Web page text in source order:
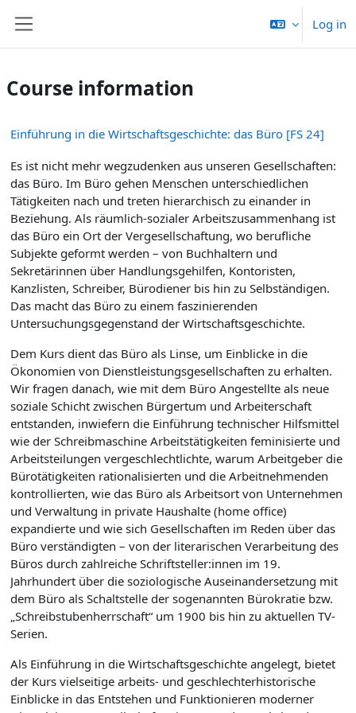
Log in
Course information
Einführung in die Wirtschaftsgeschichte: das Büro [FS 24]
Es ist nicht mehr wegzudenken aus unseren Gesellschaften:
das Büro. Im Büro gehen Menschen unterschiedlichen
Tätigkeiten nach und treten hierarchisch zu einander in
Beziehung. Als räumlich-sozialer Arbeitszusammenhang ist
das Büro ein Ort der Vergesellschaftung, wo berufliche
Subjekte geformt werden – von Buchhaltern und
Sekretärinnen über Handlungsgehilfen, Kontoristen,
Kanzlisten, Schreiber, Bürodiener bis hin zu Selbständigen.
Das macht das Büro zu einem faszinierenden
Untersuchungsgegenstand der Wirtschaftsgeschichte.
Dem Kurs dient das Büro als Linse, um Einblicke in die
Ökonomien von Dienstleistungsgesellschaften zu erhalten.
Wir fragen danach, wie mit dem Büro Angestellte als neue
soziale Schicht zwischen Bürgertum und Arbeiterschaft
entstanden, inwiefern die Einführung technischer Hilfsmittel
wie der Schreibmaschine Arbeitstätigkeiten feminisierte und
Arbeitsteilungen vergeschlechtlichte, warum Arbeitgeber die
Bürotätigkeiten rationalisierten und die Arbeitnehmenden
kontrollierten, wie das Büro als Arbeitsort von Unternehmen
und Verwaltung in private Haushalte (home office)
expandierte und wie sich Gesellschaften im Reden über das
Büro verständigten – von der literarischen Verarbeitung des
Büros durch zahlreiche Schriftsteller:innen im 19.
Jahrhundert über die soziologische Auseinandersetzung mit
dem Büro als Schaltstelle der sogenannten Bürokratie bzw.
„Schreibstubenherrschaft“ um 1900 bis hin zu aktuellen TV-
Serien.
Als Einführung in die Wirtschaftsgeschichte angelegt, bietet
der Kurs vielseitige arbeits- und geschlechterhistorische
Einblicke in das Entstehen und Funktionieren moderner